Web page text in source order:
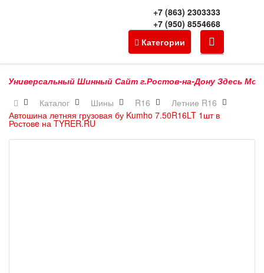
+7 (863) 2303333
+7 (950) 8554668
Категории
Шинный Сайт г.Ростов-на-Дону Здесь
Каталог
Шины R16
Летние R16
Автошина летняя грузовая бу Kumho 7.50R16LT 1шт в
Ростовe на TYRER.RU